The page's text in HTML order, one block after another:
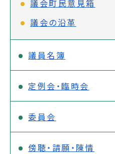
議会町民意見箱
議会の沿革
議員名簿
定例会・臨時会
委員会
傍聴・請願・陳情